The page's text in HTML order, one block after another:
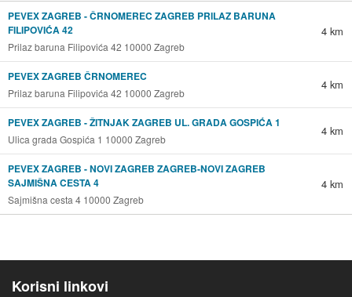
PEVEX ZAGREB - ČRNOMEREC ZAGREB PRILAZ BARUNA
FILIPOVIĆA 42
Prilaz baruna Filipovića 42 10000 Zagreb
4 km
PEVEX ZAGREB ČRNOMEREC
Prilaz baruna Filipovića 42 10000 Zagreb
4 km
PEVEX ZAGREB - ŽITNJAK ZAGREB UL. GRADA GOSPIĆA 1
Ulica grada Gospića 1 10000 Zagreb
4 km
PEVEX ZAGREB - NOVI ZAGREB ZAGREB-NOVI ZAGREB
SAJMIŠNA CESTA 4
Sajmišna cesta 4 10000 Zagreb
4 km
Korisni linkovi